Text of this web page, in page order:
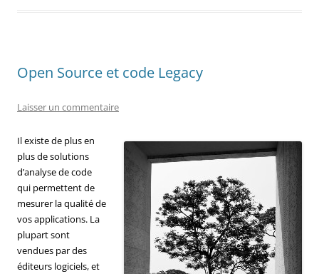
Open Source et code Legacy
Laisser un commentaire
Il existe de plus en
plus de solutions
d’analyse de code
qui permettent de
mesurer la qualité de
vos applications. La
plupart sont
vendues par des
éditeurs logiciels, et